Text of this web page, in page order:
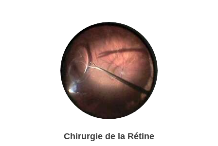
Chirurgie de la Rétine